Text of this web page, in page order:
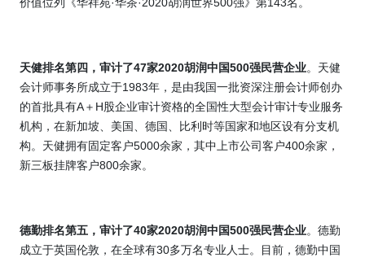
天健排名第四，审计了47家2020胡润中国500强民营企业。天健
会计师事务所成立于1983年，是由我国一批资深注册会计师创办
的首批具有A＋ H股企业审计资格的全国性大型会计审计专业服务
机构，在新加坡、美国、德国、比利时等国家和地区设有分支机
构。天健拥有固定客户5000余家，其中上市公司客户400余家，
新三板挂牌客户800余家。
德勤排名第五，审计了40家2020胡润中国500强民营企业。德勤
成立于英国伦敦，在全球有30多万名专业人士。目前，德勤中国